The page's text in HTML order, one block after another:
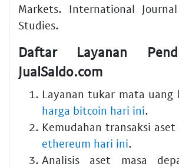
Markets. International
Studies.
Daftar Layanan
JualSaldo.com
Layanan tukar mata uang
harga bitcoin hari ini.
Kemudahan transaksi
ethereum hari ini.
Analisis aset masa